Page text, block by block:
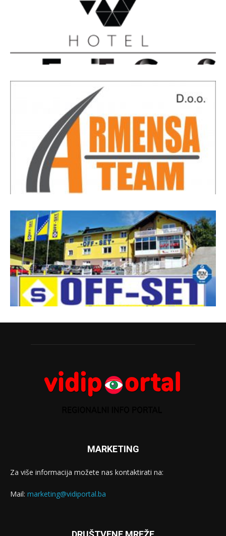
MARKETING
Za više informacija možete nas kontaktirati na:
Mail: marketing@vidiportal.ba